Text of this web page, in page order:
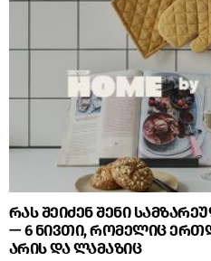
რას შეიძენ შენი
— 6 ნივთი, რომელიც
არის და ლამაზიც